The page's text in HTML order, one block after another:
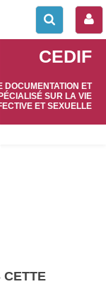
CEDIF
DOCUMENTATION ET
SUR LA VIE
ET SEXUELLE
CETTE